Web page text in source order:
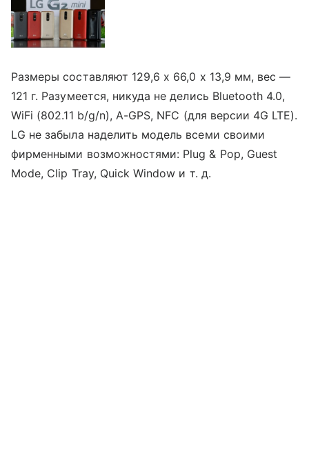
Размеры составляют 129,6 x 66,0 x 13,9 мм, вес —
121 г. Разумеется, никуда не делись Bluetooth 4.0,
WiFi (802.11 b/g/n), A-GPS, NFC (для версии 4G LTE).
LG не забыла наделить модель всеми своими
фирменными возможностями: Plug & Pop, Guest
Mode, Clip Tray, Quick Window и т. д.